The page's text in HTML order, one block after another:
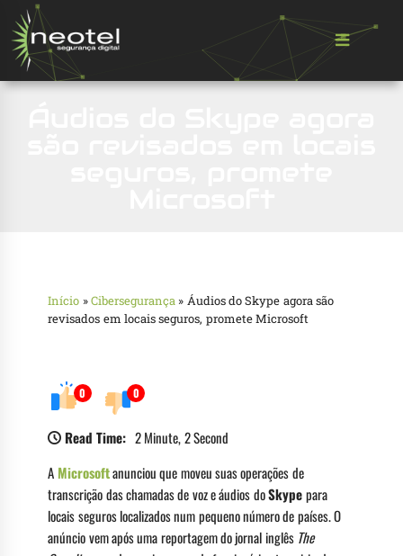
Início »Cibersegurança » Áudios do Skype agora são
revisados em locais seguros, promete Microsoft
0 0
Read Time: 2 Minute, 2 Second
AMicrosoftanunciou que moveu suas operações de
transcrição das chamadas de voz e áudios doSkypepara
locais seguros localizados num pequeno número de países. O
anúncio vem após uma reportagem do jornal inglês The